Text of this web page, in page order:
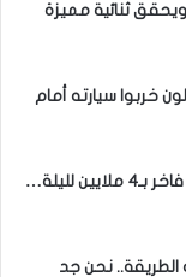
ثنائية مميزة
خربوا سيارته أمام
زياش يتقاضى 200 مليون شهريا ويقيم بجناح فاخر بـ4 ملايين لليلة…
نحن جد